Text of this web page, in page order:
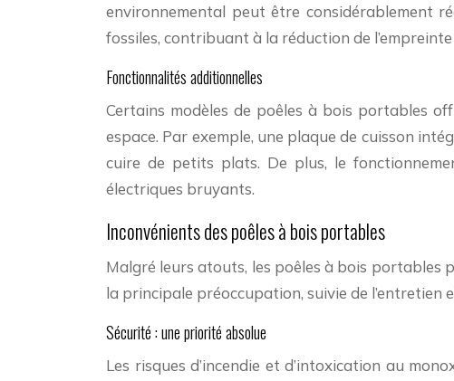
environnemental peut être considérablement
fossiles, contribuant à la réduction de
Fonctionnalités additionnelles
Certains modèles de poêles à bois portables
espace. Par exemple, une plaque de cuisson
cuire de petits plats. De plus, le
électriques bruyants.
Inconvénients des poêles à bois portables
Malgré leurs atouts, les poêles à bois portables
la principale préoccupation, suivie de l’entretien
Sécurité : une priorité absolue
Les risques d’incendie et d’intoxication au